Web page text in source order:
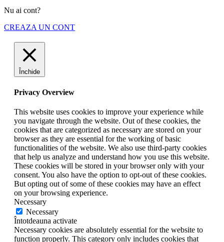
Nu ai cont?
CREAZA UN CONT
Închide
Privacy Overview
This website uses cookies to improve your experience while
you navigate through the website. Out of these cookies, the
cookies that are categorized as necessary are stored on your
browser as they are essential for the working of basic
functionalities of the website. We also use third-party cookies
that help us analyze and understand how you use this website.
These cookies will be stored in your browser only with your
consent. You also have the option to opt-out of these cookies.
But opting out of some of these cookies may have an effect
on your browsing experience.
Necessary
Necessary
Întotdeauna activate
Necessary cookies are absolutely essential for the website to
function properly. This category only includes cookies that